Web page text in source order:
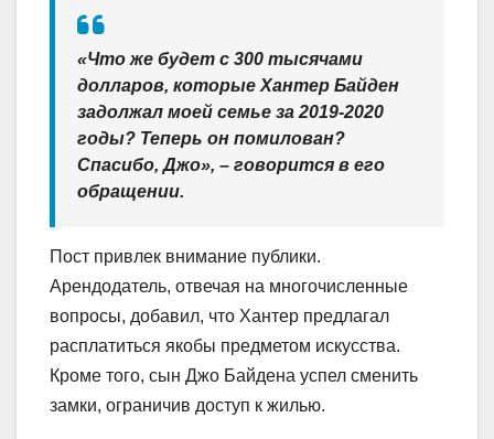
«Что же будет с 300 тысячами
долларов, которые Хантер Байден
задолжал моей семье за 2019-2020
годы? Теперь он помилован?
Спасибо, Джо», – говорится в его
обращении.
Пост привлек внимание публики.
Арендодатель, отвечая на многочисленные
вопросы, добавил, что Хантер предлагал
расплатиться якобы предметом искусства.
Кроме того, сын Джо Байдена успел сменить
замки, ограничив доступ к жилью.